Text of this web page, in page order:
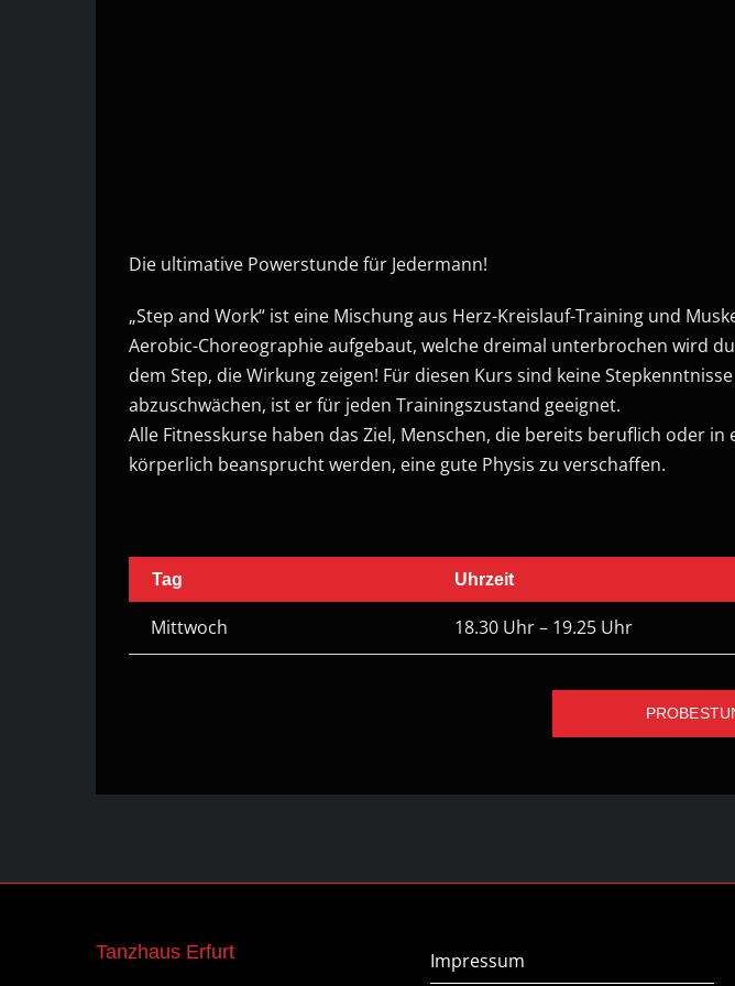
Die ultimative Powerstunde für Jedermann!
„Step and Work“ ist eine Mischung aus Herz-Kreislauf-Training und
Aerobic-Choreographie aufgebaut, welche dreimal unterbrochen wird
dem Step, die Wirkung zeigen! Für diesen Kurs sind keine
abzuschwächen, ist er für jeden Trainingszustand geeignet.
Alle Fitnesskurse haben das Ziel, Menschen, die bereits beruflich oder
körperlich beansprucht werden, eine gute Physis zu verschaffen.
Tag Uhrzeit
Mittwoch 18.30 Uhr – 19.25 Uhr
Tanzhaus Erfurt Impressum